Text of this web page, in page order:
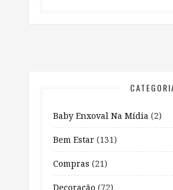
Baby Enxoval Na Mídia (2)
Bem Estar (131)
Compras (21)
Decoração (72)